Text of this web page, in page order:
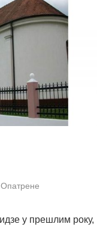
у прешлим року,